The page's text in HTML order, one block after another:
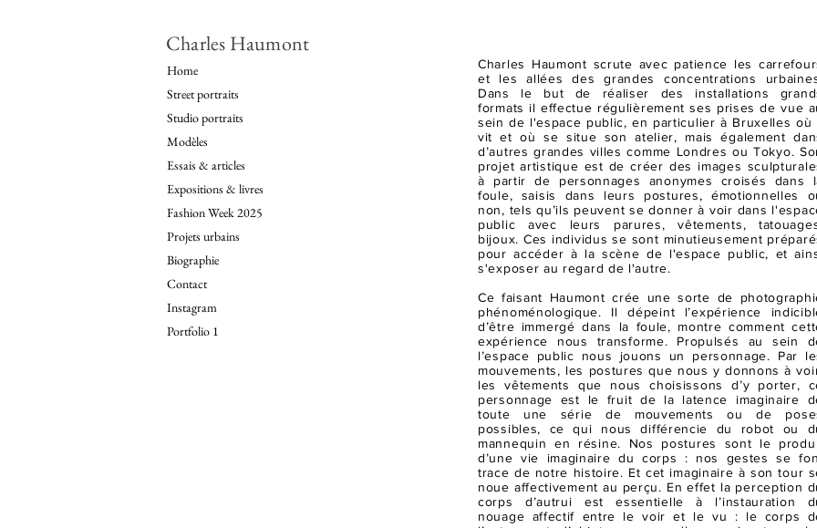
Charles Haumont
Charles Haumont scrute avec patience les
et les allées des grandes concentrations
Dans le but de réaliser des installations
formats il effectue régulièrement ses prises de vue
sein de l'espace public, en particulier à Bruxelles où
vit et où se situe son atelier, mais également
d’autres grandes villes comme Londres ou Tokyo.
projet artistique est de créer des images
à partir de personnages anonymes croisés dans
foule, saisis dans leurs postures, émotionnelles
non, tels qu’ils peuvent se donner à voir dans
public avec leurs parures, vêtements,
bijoux. Ces individus se sont minutieusement
pour accéder à la scène de l'espace public, et
s'exposer au regard de l'autre.
Ce faisant Haumont crée une sorte de
phénoménologique. Il dépeint l’expérience
d’être immergé dans la foule, montre comment
expérience nous transforme. Propulsés au sein
l’espace public nous jouons un personnage. Par
mouvements, les postures que nous y donnons à
les vêtements que nous choisissons d’y porter,
personnage est le fruit de la latence imaginaire
toute une série de mouvements ou de
possibles, ce qui nous différencie du robot ou
mannequin en résine. Nos postures sont le
d’une vie imaginaire du corps : nos gestes se
trace de notre histoire. Et cet imaginaire à son tour
noue affectivement au perçu. En effet la perception
corps d’autrui est essentielle à l’instauration
nouage affectif entre le voir et le vu : le corps
Home
Street portraits
Studio portraits
Modèles
Essais & articles
Expositions & livres
Fashion Week 2025
Projets urbains
Biographie
Contact
Instagram
Portfolio 1